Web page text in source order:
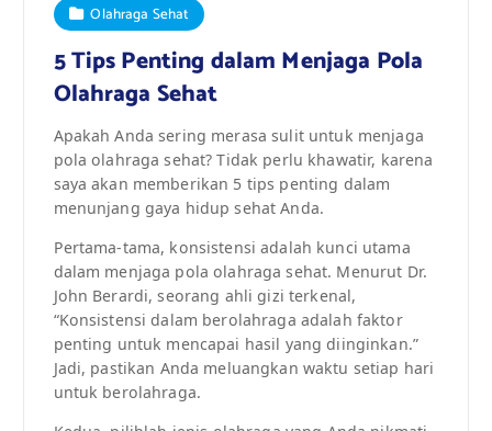
Olahraga Sehat
5 Tips Penting dalam Menjaga Pola
Olahraga Sehat
Apakah Anda sering merasa sulit untuk menjaga
pola olahraga sehat? Tidak perlu khawatir, karena
saya akan memberikan 5 tips penting dalam
menunjang gaya hidup sehat Anda.
Pertama-tama, konsistensi adalah kunci utama
dalam menjaga pola olahraga sehat. Menurut Dr.
John Berardi, seorang ahli gizi terkenal,
“Konsistensi dalam berolahraga adalah faktor
penting untuk mencapai hasil yang diinginkan.”
Jadi, pastikan Anda meluangkan waktu setiap hari
untuk berolahraga.